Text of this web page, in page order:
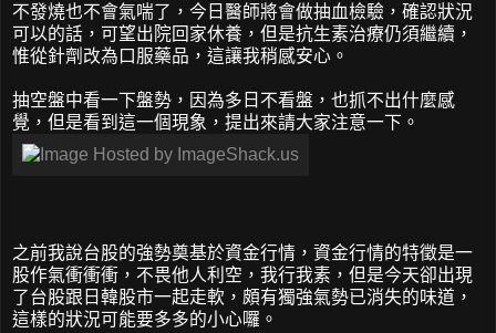
不發燒也不會氣喘了，今日醫師將會做抽血檢驗，確認狀況
可以的話，可望出院回家休養，但是抗生素治療仍須繼續，
惟從針劑改為口服藥品，這讓我稍感安心。
抽空盤中看一下盤勢，因為多日不看盤，也抓不出什麼感
覺，但是看到這一個現象，提出來請大家注意一下。
之前我說台股的強勢奠基於資金行情，資金行情的特徵是一
股作氣衝衝衝，不畏他人利空，我行我素，但是今天卻出現
了台股跟日韓股市一起走軟，頗有獨強氣勢已消失的味道，
這樣的狀況可能要多多的小心囉。